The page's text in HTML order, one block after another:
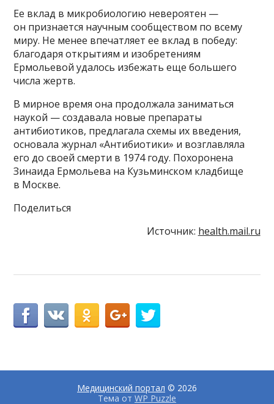
Ее вклад в микробиологию невероятен —
он признается научным сообществом по всему
миру. Не менее впечатляет ее вклад в победу:
благодаря открытиям и изобретениям
Ермольевой удалось избежать еще большего
числа жертв.
В мирное время она продолжала заниматься
наукой — создавала новые препараты
антибиотиков, предлагала схемы их введения,
основала журнал «Антибиотики» и возглавляла
его до своей смерти в 1974 году. Похоронена
Зинаида Ермольева на Кузьминском кладбище
в Москве.
Поделиться
Источник: health.mail.ru
Медицинский портал © 2026
Тема от WP Puzzle